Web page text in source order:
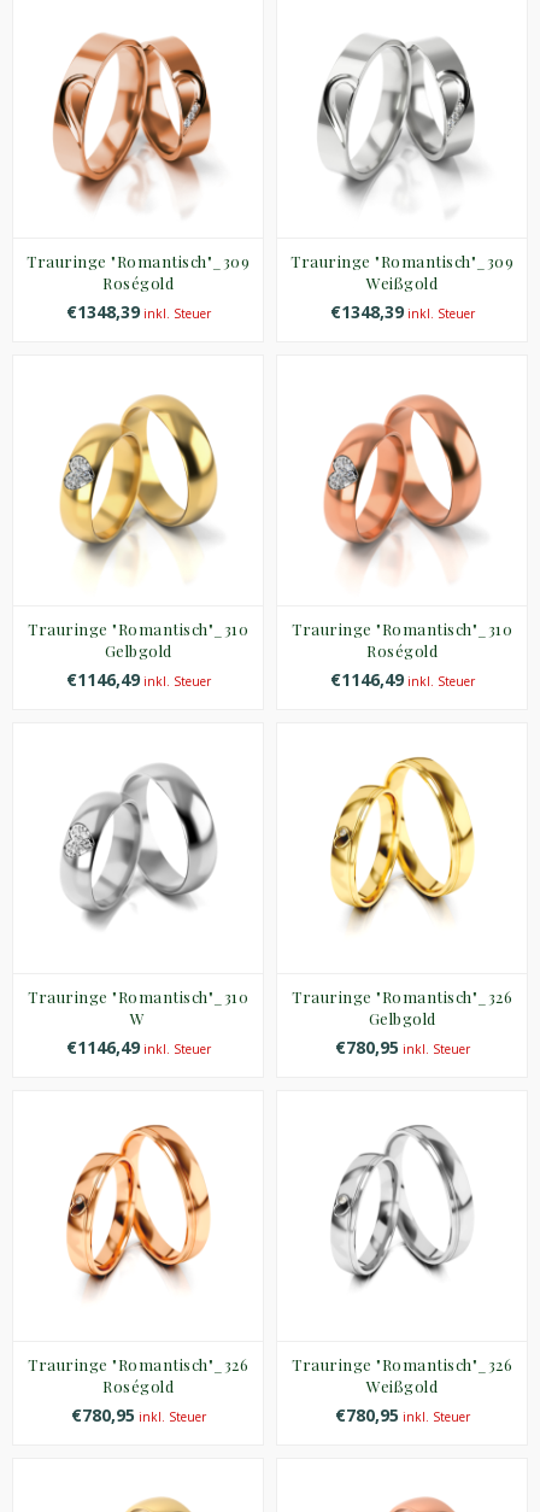
Trauringe "Romantisch"_309
Roségold
€1348,39inkl. Steuer
Trauringe "Romantisch"_309
Weißgold
€1348,39inkl. Steuer
Trauringe "Romantisch"_310
Gelbgold
€1146,49inkl. Steuer
Trauringe "Romantisch"_310
Roségold
€1146,49inkl. Steuer
Trauringe "Romantisch"_310
W
€1146,49inkl. Steuer
Trauringe "Romantisch"_326
Gelbgold
€780,95 inkl. Steuer
Trauringe "Romantisch"_326
Roségold
€780,95 inkl. Steuer
Trauringe "Romantisch"_326
Weißgold
€780,95 inkl. Steuer